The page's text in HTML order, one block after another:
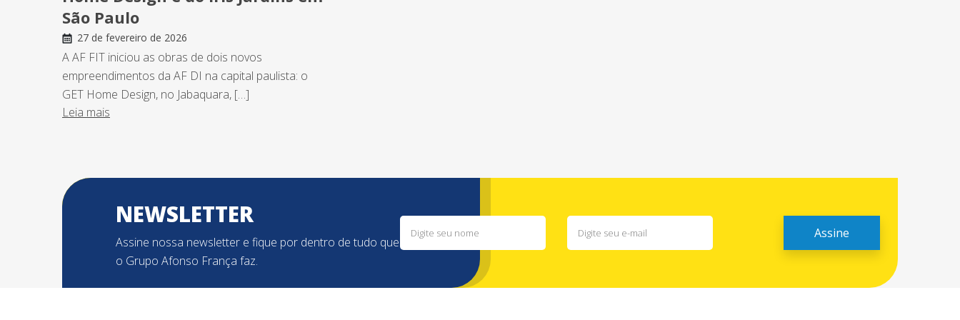
São Paulo
27 de fevereiro de 2026
A AF FIT iniciou as obras de dois novos
empreendimentos da AF DI na capital paulista: o
GET Home Design, no Jabaquara, […]
Leia mais
NEWSLETTER
Assine nossa newsletter e fique por dentro de tudo que
o Grupo Afonso França faz.